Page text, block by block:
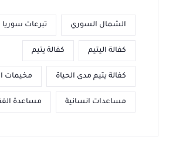
الشمال السوري تبرعات سوريا
كفالة اليتيم كفالة يتيم
كفالة يتيم مدى الحياة مخيمات
مساعدات انسانية مساعدة